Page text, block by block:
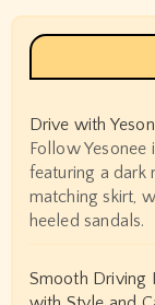
Drive with
Follow Yesonee
featuring a dark
matching skirt,
heeled sandals.
Smooth Driving